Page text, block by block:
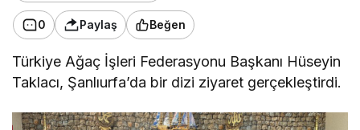
0 Paylaş Beğen
Türkiye Ağaç İşleri Federasyonu Başkanı Hüseyin
Taklacı, Şanlıurfa’da bir dizi ziyaret gerçekleştirdi.